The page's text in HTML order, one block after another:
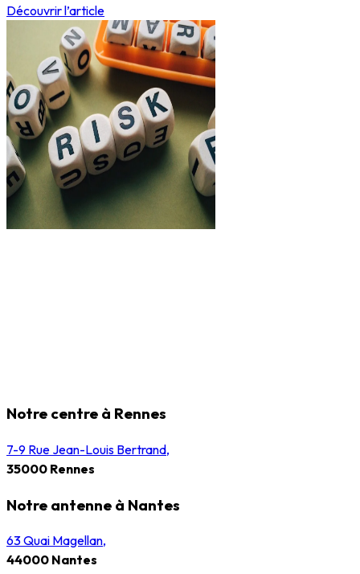
Découvrir l’article
Notre centre à Rennes
7-9 Rue Jean-Louis Bertrand,
35000 Rennes
Notre antenne à Nantes
63 Quai Magellan,
44000 Nantes